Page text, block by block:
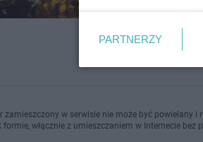
zamieszczony w serwisie nie może być powielany
formie, włącznie z umieszczaniem w Internecie
PARTNERZY